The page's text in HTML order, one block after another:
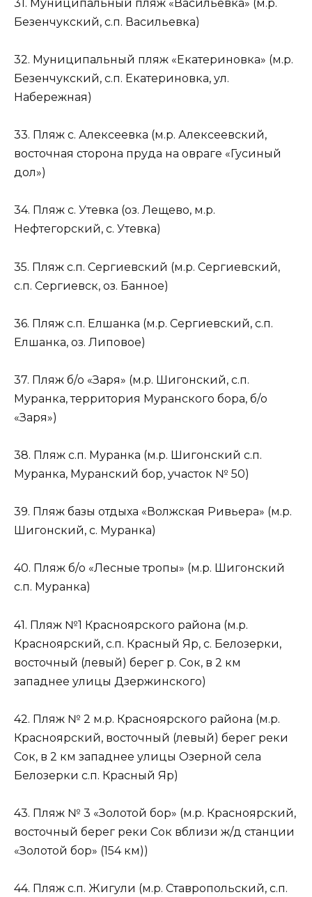
31. Муниципальный пляж «Васильевка» (м.р.
Безенчукский, с.п. Васильевка)
32. Муниципальный пляж «Екатериновка» (м.р.
Безенчукский, с.п. Екатериновка, ул.
Набережная)
33. Пляж с. Алексеевка (м.р. Алексеевский,
восточная сторона пруда на овраге «Гусиный
дол»)
34. Пляж с. Утевка (оз. Лещево, м.р.
Нефтегорский, с. Утевка)
35. Пляж с.п. Сергиевский (м.р. Сергиевский,
с.п. Сергиевск, оз. Банное)
36. Пляж с.п. Елшанка (м.р. Сергиевский, с.п.
Елшанка, оз. Липовое)
37. Пляж б/о «Заря» (м.р. Шигонский, с.п.
Муранка, территория Муранского бора, б/о
«Заря»)
38. Пляж с.п. Муранка (м.р. Шигонский с.п.
Муранка, Муранский бор, участок № 50)
39. Пляж базы отдыха «Волжская Ривьера» (м.р.
Шигонский, с. Муранка)
40. Пляж б/о «Лесные тропы» (м.р. Шигонский
с.п. Муранка)
41. Пляж №1 Красноярского района (м.р.
Красноярский, с.п. Красный Яр, с. Белозерки,
восточный (левый) берег р. Сок, в 2 км
западнее улицы Дзержинского)
42. Пляж № 2 м.р. Красноярского района (м.р.
Красноярский, восточный (левый) берег реки
Сок, в 2 км западнее улицы Озерной села
Белозерки с.п. Красный Яр)
43. Пляж № 3 «Золотой бор» (м.р. Красноярский,
восточный берег реки Сок вблизи ж/д станции
«Золотой бор» (154 км))
44. Пляж с.п. Жигули (м.р. Ставропольский, с.п.